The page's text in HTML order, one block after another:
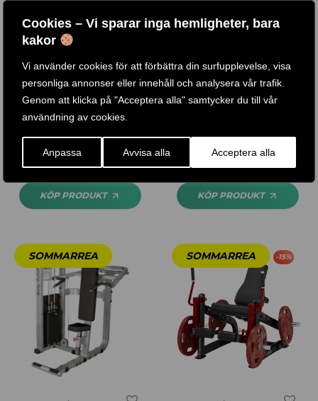
Cookies – Vi sparar inga hemligheter, bara
kakor
Vi använder cookies för att förbättra din surfupplevelse, visa
personliga annonser eller innehåll och analysera vår trafik.
Genom att klicka på "Acceptera alla" samtycker du till vår
användning av cookies.
Anpassa Avvisa alla Acceptera alla
BENSPARK / SLE200G
KÖP PRODUKT
BICEPS / TRICEPS MASKIN
KÖP PRODUKT
-15%